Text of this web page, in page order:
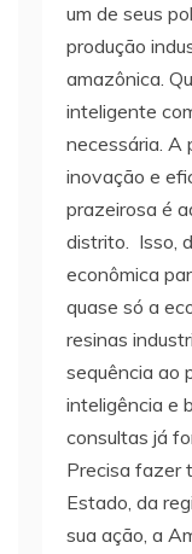
um de seus
produção
amazônica.
inteligente
necessária. A
inovação e
prazeirosa é
distrito. Isso,
econômica
quase só a
resinas
sequência ao
inteligência e
consultas já
Precisa fazer
Estado, da
sua ação, a